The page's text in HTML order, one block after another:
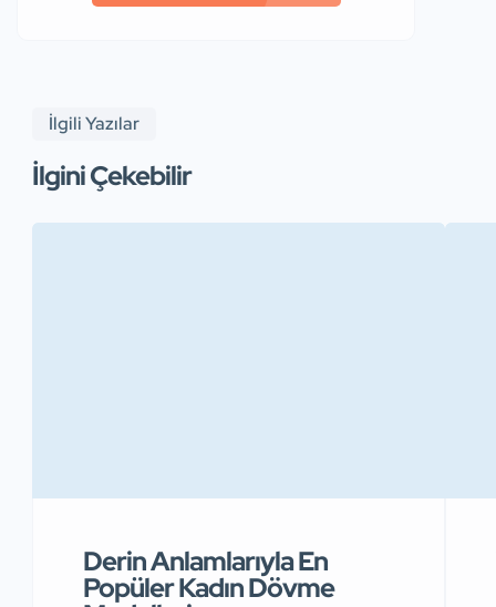
İlgili Yazılar
İlgini Çekebilir
Derin Anlamlarıyla En
Popüler Kadın Dövme